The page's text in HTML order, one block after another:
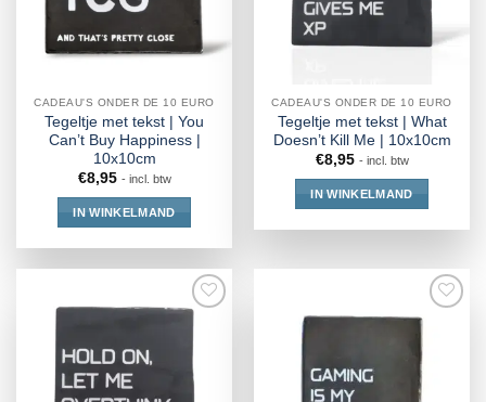
CADEAU'S ONDER DE 10 EURO
Tegeltje met tekst | You
Can’t Buy Happiness |
10x10cm
€8,95 - incl. btw
IN WINKELMAND
CADEAU'S ONDER DE 10 EURO
Tegeltje met tekst | What
Doesn’t Kill Me | 10x10cm
€8,95 - incl. btw
IN WINKELMAND